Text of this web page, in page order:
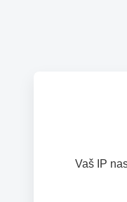
Vaš IP